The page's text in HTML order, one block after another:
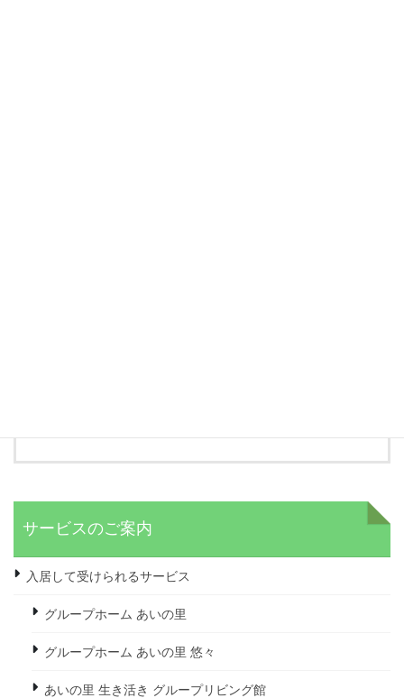
サービスのご案内
入居して受けられるサービス
グループホーム あいの里
グループホーム あいの里 悠々
あいの里 生き活き グループリビング館